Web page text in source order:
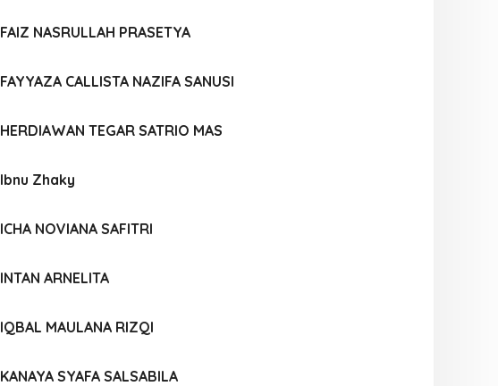
FAIZ NASRULLAH PRASETYA
FAYYAZA CALLISTA NAZIFA SANUSI
HERDIAWAN TEGAR SATRIO MAS
Ibnu Zhaky
ICHA NOVIANA SAFITRI
INTAN ARNELITA
IQBAL MAULANA RIZQI
KANAYA SYAFA SALSABILA